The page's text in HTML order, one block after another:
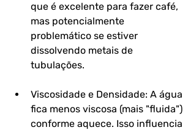
que é excelente para fazer café,
mas potencialmente
problemático se estiver
dissolvendo metais de
tubulações.
Viscosidade e Densidade: A água
fica menos viscosa (mais "fluida")
conforme aquece. Isso influencia